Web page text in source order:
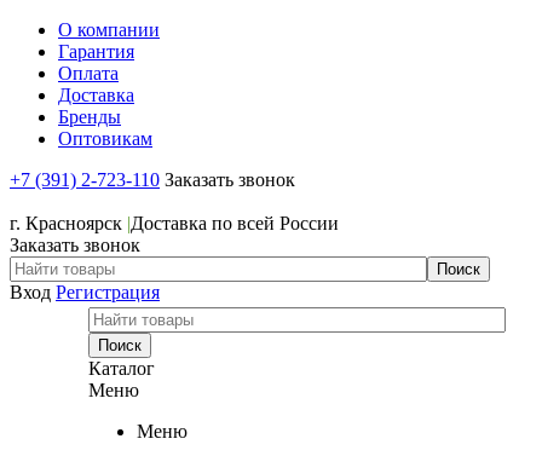
О компании
Гарантия
Оплата
Доставка
Бренды
Оптовикам
+7 (391) 2-723-110 Заказать звонок
г. Красноярск |Доставка по всей России
Заказать звонок
Вход Регистрация
Каталог
Меню
Меню